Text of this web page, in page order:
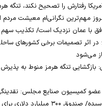
رفتارش را تصحیح نکند، تنگه
مهم‌ترین نگرانی‌ام معیشت
عمان نزدیک است/ تکذیب سهم ۱۱ درصدی ایران از خزر
در اثر تصمیمات برخی کشورهای
می‌شود
بازگشایی تنگه هرمز منوط به
میلیارد تومان رسیده/ صندوق ۳۰۰